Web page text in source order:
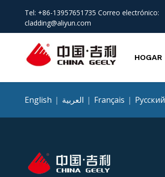
Tel: +86-13957651735 Correo electrónico:
cladding@aliyun.com
HOGAR
English | العربية | Français | Pусский